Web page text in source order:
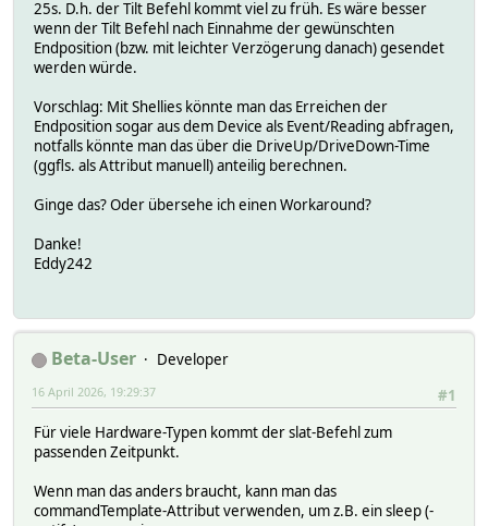
25s. D.h. der Tilt Befehl kommt viel zu früh. Es wäre besser
wenn der Tilt Befehl nach Einnahme der gewünschten
Endposition (bzw. mit leichter Verzögerung danach) gesendet
werden würde.
Vorschlag: Mit Shellies könnte man das Erreichen der
Endposition sogar aus dem Device als Event/Reading abfragen,
notfalls könnte man das über die DriveUp/DriveDown-Time
(ggfls. als Attribut manuell) anteilig berechnen.
Ginge das? Oder übersehe ich einen Workaround?
Danke!
Eddy242
Beta-User
Developer
#1
16 April 2026, 19:29:37
Für viele Hardware-Typen kommt der slat-Befehl zum
passenden Zeitpunkt.
Wenn man das anders braucht, kann man das
commandTemplate-Attribut verwenden, um z.B. ein sleep (-